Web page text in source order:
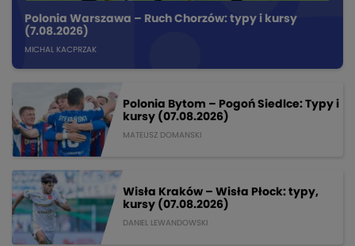
Polonia Warszawa – Ruch Chorzów: typy i kursy
(7.08.2026)
MICHAL KACPRZAK
Polonia Bytom – Pogoń Siedlce: Typy i
kursy (07.08.2026)
MATEUSZ DOMANSKI
Wisła Kraków – Wisła Płock: typy,
kursy (07.08.2026)
DANIEL LEWANDOWSKI